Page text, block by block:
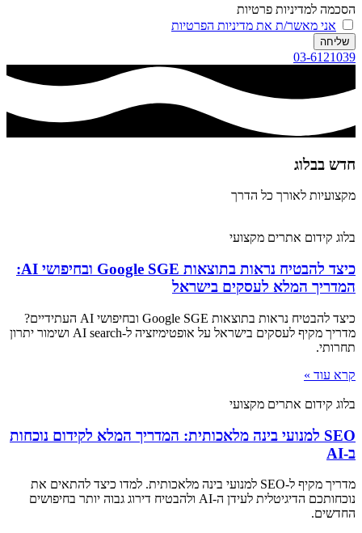
הסכמה למדיניות פרטיות
אני מאשר/ת את מדיניות הפרטיות
שליחה
03-6121039
חדש בבלוג​
מקצועיות לאורך כל הדרך
בלוג קידום אתרים מקצועי
כיצד להבטיח נראות בתוצאות Google SGE ובחיפושי AI:
המדריך המלא לעסקים בישראל
כיצד להבטיח נראות בתוצאות Google SGE ובחיפושי AI העתידיים?
מדריך מקיף לעסקים בישראל על אופטימיזציה ל-AI search ושימור יתרון
תחרותי.
קרא עוד »
בלוג קידום אתרים מקצועי
SEO למנועי בינה מלאכותית: המדריך המלא לקידום נוכחות
ב-AI
מדריך מקיף ל-SEO למנועי בינה מלאכותית. למדו כיצד להתאים את
נוכחותכם הדיגיטלית לעידן ה-AI ולהבטיח דירוג גבוה יותר בחיפושים
החדשים.